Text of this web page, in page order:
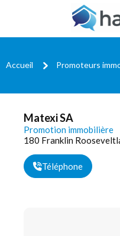
Accueil Promoteurs
Matexi SA
Promotion immobilière
180 Franklin
Téléphone